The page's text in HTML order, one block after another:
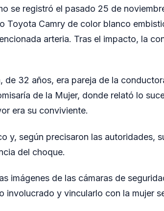
se registró el pasado 25 de
Toyota Camry de color blanco
arteria. Tras el impacto, la
32 años, era pareja de la
de la Mujer, donde relató lo
era su conviviente.
y, según precisaron las autoridades,
del choque.
imágenes de las cámaras de
y vincularlo con la mujer